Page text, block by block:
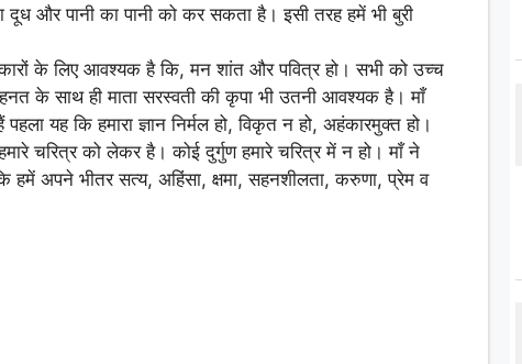
और पानी का पानी को कर सकता है। इसी तरह हमें भी बुरी
के लिए आवश्यक है कि, मन शांत और पवित्र हो। सभी को उच्च
के साथ ही माता सरस्वती की कृपा भी उतनी आवश्यक है। माँ
यह कि हमारा ज्ञान निर्मल हो, विकृत न हो, अहंकारमुक्त हो।
चरित्र को लेकर है। कोई दुर्गुण हमारे चरित्र में न हो। माँ ने
हमें अपने भीतर सत्य, अहिंसा, क्षमा, सहनशीलता, करुणा, प्रेम व